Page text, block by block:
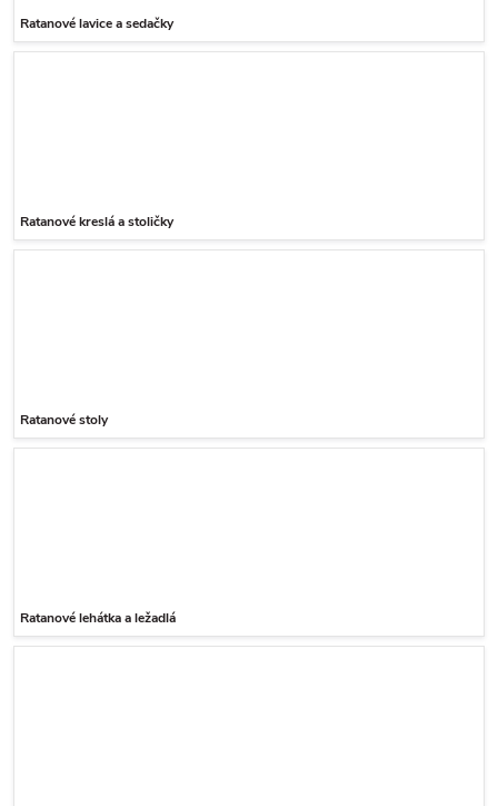
Ratanové lavice a sedačky
Ratanové kreslá a stoličky
Ratanové stoly
Ratanové lehátka a ležadlá